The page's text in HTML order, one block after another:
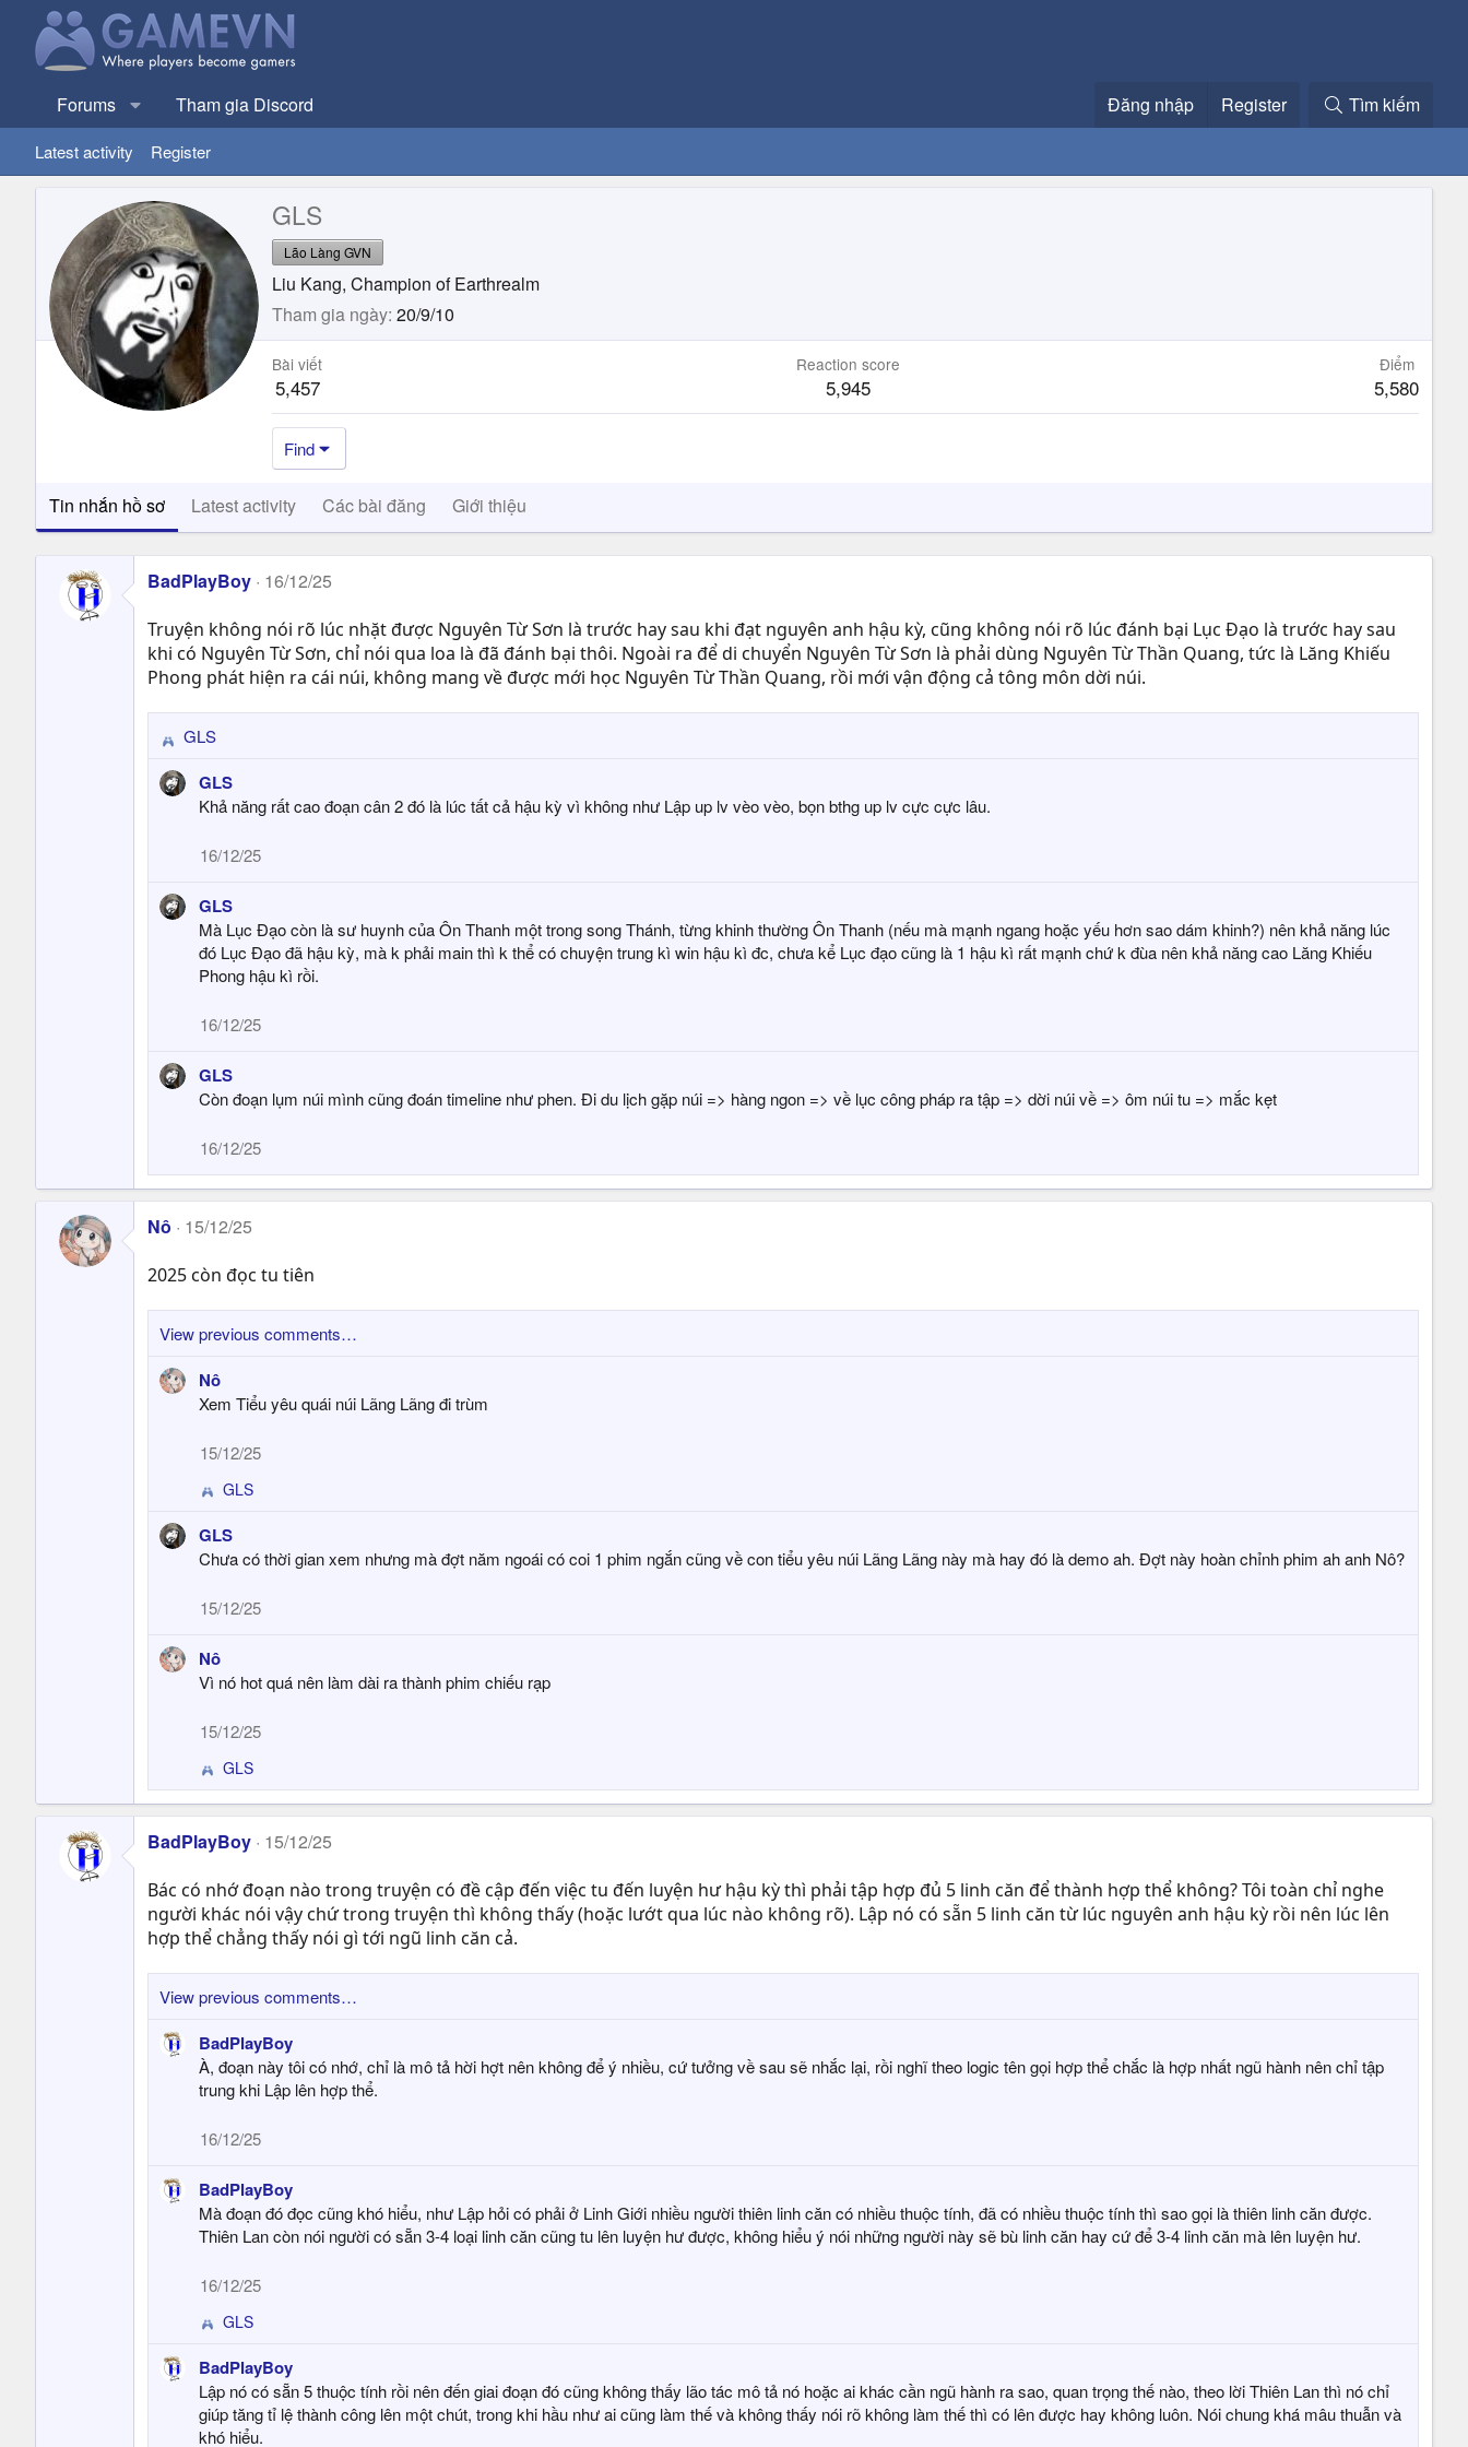
Forums Tham gia Discord Đăng nhập Register Tìm kiếm
Latest activity Register
GLS
Lão Làng GVN
Liu Kang, Champion of Earthrealm
Tham gia ngày 20/9/10
Bài viết
5,457
Reaction score
5,945
Điểm
5,580
Find
Tin nhắn hồ sơ Latest activity Các bài đăng Giới thiệu
BadPlayBoy 16/12/25
Truyện không nói rõ lúc nhặt được Nguyên Từ Sơn là trước hay sau khi đạt nguyên anh hậu kỳ, cũng không nói rõ lúc đánh bại Lục Đạo là trước hay sau
khi có Nguyên Từ Sơn, chỉ nói qua loa là đã đánh bại thôi. Ngoài ra để di chuyển Nguyên Từ Sơn là phải dùng Nguyên Từ Thần Quang, tức là Lăng Khiếu
Phong phát hiện ra cái núi, không mang về được mới học Nguyên Từ Thần Quang, rồi mới vận động cả tông môn dời núi.
R
e
a
n
GLS
GLS
Khả năng rất cao đoạn cân 2 đó là lúc tất cả hậu kỳ vì không như Lập up lv vèo vèo, bọn bthg up lv cực cực lâu.
16/12/25
GLS
Mà Lục Đạo còn là sư huynh của Ôn Thanh một trong song Thánh, từng khinh thường Ôn Thanh (nếu mà mạnh ngang hoặc yếu hơn sao dám khinh?) nên khả năng lúc
đó Lục Đạo đã hậu kỳ, mà k phải main thì k thể có chuyện trung kì win hậu kì đc, chưa kể Lục đạo cũng là 1 hậu kì rất mạnh chứ k đùa nên khả năng cao Lăng Khiếu
Phong hậu kì rồi.
16/12/25
GLS
Còn đoạn lụm núi mình cũng đoán timeline như phen. Đi du lịch gặp núi => hàng ngon => về lục công pháp ra tập => dời núi về => ôm núi tu => mắc kẹt
16/12/25
Nô 15/12/25
2025 còn đọc tu tiên
View previous comments…
Nô
Xem Tiểu yêu quái núi Lãng Lãng đi trùm
15/12/25
R
a
c
o
s
:
GLS
GLS
Chưa có thời gian xem nhưng mà đợt năm ngoái có coi 1 phim ngắn cũng về con tiểu yêu núi Lãng Lãng này mà hay đó là demo ah. Đợt này hoàn chỉnh phim ah anh Nô?
15/12/25
Nô
Vì nó hot quá nên làm dài ra thành phim chiếu rạp
15/12/25
R
e
a
c
o
n
s
GLS
BadPlayBoy 15/12/25
Bác có nhớ đoạn nào trong truyện có đề cập đến việc tu đến luyện hư hậu kỳ thì phải tập hợp đủ 5 linh căn để thành hợp thể không? Tôi toàn chỉ nghe
người khác nói vậy chứ trong truyện thì không thấy (hoặc lướt qua lúc nào không rõ). Lập nó có sẵn 5 linh căn từ lúc nguyên anh hậu kỳ rồi nên lúc lên
hợp thể chẳng thấy nói gì tới ngũ linh căn cả.
View previous comments…
BadPlayBoy
À, đoạn này tôi có nhớ, chỉ là mô tả hời hợt nên không để ý nhiều, cứ tưởng về sau sẽ nhắc lại, rồi nghĩ theo logic tên gọi hợp thể chắc là hợp nhất ngũ hành nên chỉ tập
trung khi Lập lên hợp thể.
16/12/25
BadPlayBoy
Mà đoạn đó đọc cũng khó hiểu, như Lập hỏi có phải ở Linh Giới nhiều người thiên linh căn có nhiều thuộc tính, đã có nhiều thuộc tính thì sao gọi là thiên linh căn được.
Thiên Lan còn nói người có sẵn 3-4 loại linh căn cũng tu lên luyện hư được, không hiểu ý nói những người này sẽ bù linh căn hay cứ để 3-4 linh căn mà lên luyện hư.
16/12/25
R
a
c
t
i
GLS
BadPlayBoy
Lập nó có sẵn 5 thuộc tính rồi nên đến giai đoạn đó cũng không thấy lão tác mô tả nó hoặc ai khác cần ngũ hành ra sao, quan trọng thế nào, theo lời Thiên Lan thì nó chỉ
giúp tăng tỉ lệ thành công lên một chút, trong khi hầu như ai cũng làm thế và không thấy nói rõ không làm thế thì có lên được hay không luôn. Nói chung khá mâu thuẫn và
khó hiểu.